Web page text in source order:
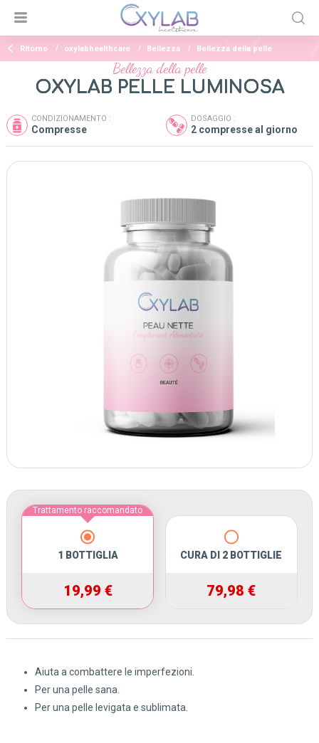
Ritorno oxylabhealthcare Bellezza Bellezza della pelle
Bellezza della pelle
OXYLAB PELLE LUMINOSA
CONDIZIONAMENTO :
Compresse
DOSAGGIO :
2 compresse al giorno
Trattamento raccomandato
1 BOTTIGLIA
19,99 €
CURA DI 2 BOTTIGLIE
79,98 €
Aiuta a combattere le imperfezioni.
Per una pelle sana.
Per una pelle levigata e sublimata.